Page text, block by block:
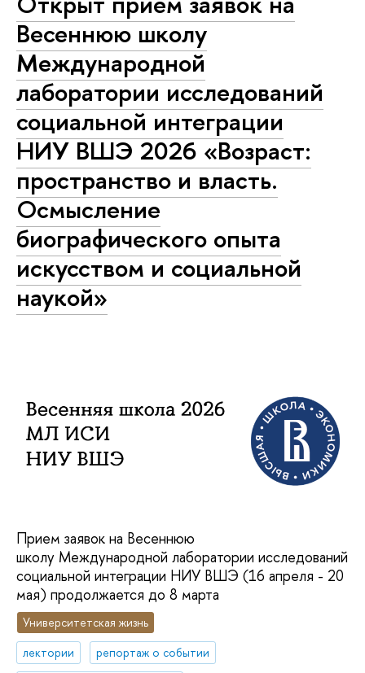
Весеннюю школу
Международной
лаборатории исследований
социальной интеграции
НИУ ВШЭ 2026 «Возраст:
пространство и власть.
Осмысление
биографического опыта
искусством и социальной
наукой»
Прием заявок на Весеннюю
школу Международной лаборатории исследований
социальной интеграции НИУ ВШЭ (16 апреля - 20
мая) продолжается до 8 марта
Университетская жизнь
лектории
репортаж о событии